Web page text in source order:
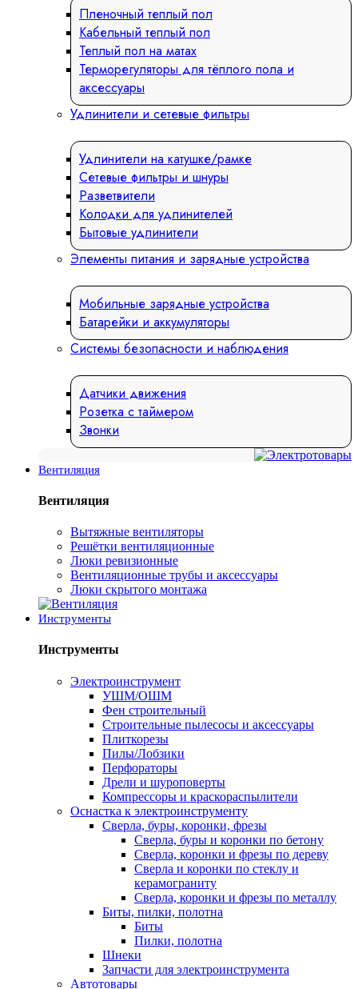
Пленочный теплый пол
Кабельный теплый пол
Теплый пол на матах
Терморегуляторы для тёплого пола и
аксессуары
Удлинители и сетевые фильтры
Удлинители на катушке/рамке
Сетевые фильтры и шнуры
Разветвители
Колодки для удлинителей
Бытовые удлинители
Элементы питания и зарядные устройства
Мобильные зарядные устройства
Батарейки и аккумуляторы
Системы безопасности и наблюдения
Датчики движения
Розетка с таймером
Звонки
Вентиляция
Вентиляция
Вытяжные вентиляторы
Решётки вентиляционные
Люки ревизионные
Вентиляционные трубы и аксессуары
Люки скрытого монтажа
Инструменты
Инструменты
Электроинструмент
УШМ/ОШМ
Фен строительный
Строительные пылесосы и аксессуары
Плиткорезы
Пилы/Лобзики
Перфораторы
Дрели и шуроповерты
Компрессоры и краскораспылители
Оснастка к электроинструменту
Сверла, буры, коронки, фрезы
Сверла, буры и коронки по бетону
Сверла, коронки и фрезы по дереву
Сверла и коронки по стеклу и
керамограниту
Сверла, коронки и фрезы по металлу
Биты, пилки, полотна
Биты
Пилки, полотна
Шнеки
Запчасти для электроинструмента
Автотовары